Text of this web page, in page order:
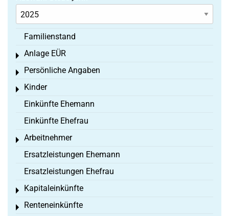
Familienstand
Anlage EÜR
Toggle menu
Persönliche Angaben
Toggle menu
Kinder
Toggle menu
Einkünfte Ehemann
Einkünfte Ehefrau
Arbeitnehmer
Toggle menu
Ersatzleistungen Ehemann
Ersatzleistungen Ehefrau
Kapitaleinkünfte
Toggle menu
Renteneinkünfte
Toggle menu